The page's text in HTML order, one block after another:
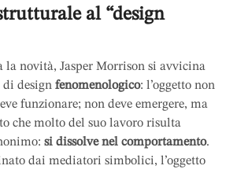
al “design
la novità, Jasper Morrison si avvicina
di design fenomenologico: l’oggetto non
funzionare; non deve emergere, ma
che molto del suo lavoro risulta
si dissolve nel comportamento.
dai mediatori simbolici, l’oggetto